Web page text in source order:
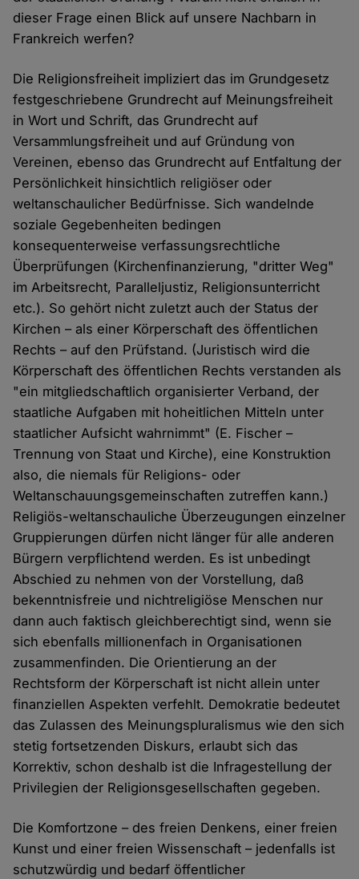
dieser Frage einen Blick auf unsere Nachbarn in
Frankreich werfen?
Die Religionsfreiheit impliziert das im Grundgesetz
festgeschriebene Grundrecht auf Meinungsfreiheit
in Wort und Schrift, das Grundrecht auf
Versammlungsfreiheit und auf Gründung von
Vereinen, ebenso das Grundrecht auf Entfaltung der
Persönlichkeit hinsichtlich religiöser oder
weltanschaulicher Bedürfnisse. Sich wandelnde
soziale Gegebenheiten bedingen
konsequenterweise verfassungsrechtliche
Überprüfungen (Kirchenfinanzierung, "dritter Weg"
im Arbeitsrecht, Paralleljustiz, Religionsunterricht
etc.). So gehört nicht zuletzt auch der Status der
Kirchen – als einer Körperschaft des öffentlichen
Rechts – auf den Prüfstand. (Juristisch wird die
Körperschaft des öffentlichen Rechts verstanden als
"ein mitgliedschaftlich organisierter Verband, der
staatliche Aufgaben mit hoheitlichen Mitteln unter
staatlicher Aufsicht wahrnimmt" (E. Fischer –
Trennung von Staat und Kirche), eine Konstruktion
also, die niemals für Religions- oder
Weltanschauungsgemeinschaften zutreffen kann.)
Religiös-weltanschauliche Überzeugungen einzelner
Gruppierungen dürfen nicht länger für alle anderen
Bürgern verpflichtend werden. Es ist unbedingt
Abschied zu nehmen von der Vorstellung, daß
bekenntnisfreie und nichtreligiöse Menschen nur
dann auch faktisch gleichberechtigt sind, wenn sie
sich ebenfalls millionenfach in Organisationen
zusammenfinden. Die Orientierung an der
Rechtsform der Körperschaft ist nicht allein unter
finanziellen Aspekten verfehlt. Demokratie bedeutet
das Zulassen des Meinungspluralismus wie den sich
stetig fortsetzenden Diskurs, erlaubt sich das
Korrektiv, schon deshalb ist die Infragestellung der
Privilegien der Religionsgesellschaften gegeben.
Die Komfortzone – des freien Denkens, einer freien
Kunst und einer freien Wissenschaft – jedenfalls ist
schutzwürdig und bedarf öffentlicher